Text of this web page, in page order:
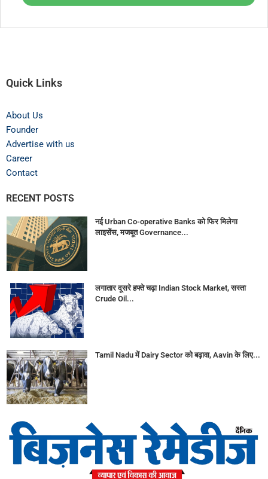
Quick Links
About Us
Founder
Advertise with us
Career
Contact
RECENT POSTS
नई Urban Co-operative Banks को फिर मिलेगा
लाइसेंस, मजबूत Governance...
लगातार दूसरे हफ्ते चढ़ा Indian Stock Market, सस्ता
Crude Oil...
Tamil Nadu में Dairy Sector को बढ़ावा, Aavin के लिए...